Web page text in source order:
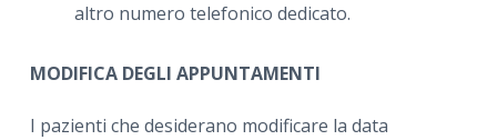
altro numero telefonico dedicato.
MODIFICA DEGLI APPUNTAMENTI
I pazienti che desiderano modificare la data